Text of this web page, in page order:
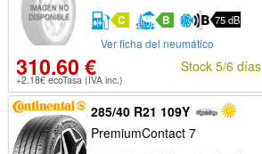
C B 75 dB
Ver ficha del neumático
310.60 €
+2.18€ ecoTasa (IVA inc.)
Stock 5/6 días
285/40 R21 109Y
PremiumContact 7